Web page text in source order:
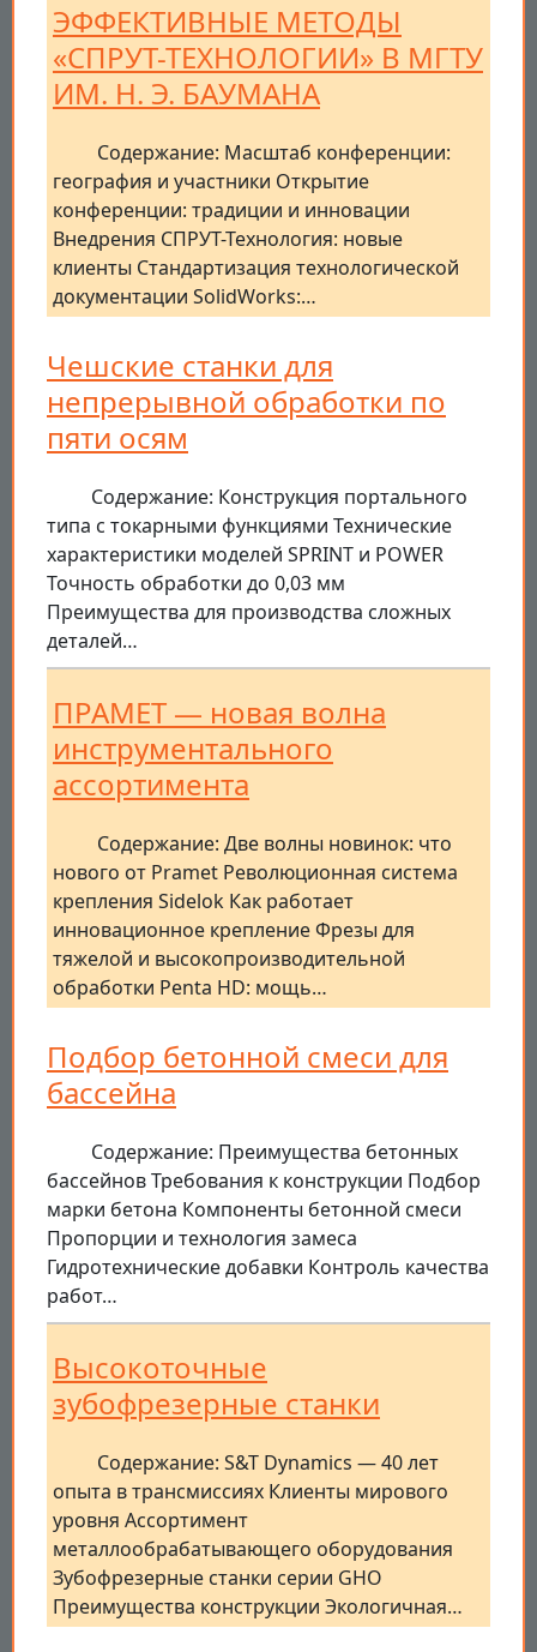
ЭФФЕКТИВНЫЕ МЕТОДЫ
«СПРУТ-ТЕХНОЛОГИИ» В МГТУ
ИМ. Н. Э. БАУМАНА
Содержание: Масштаб конференции:
география и участники Открытие
конференции: традиции и инновации
Внедрения СПРУТ-Технология: новые
клиенты Стандартизация технологической
документации SolidWorks:…
Чешские станки для
непрерывной обработки по
пяти осям
Содержание: Конструкция портального
типа с токарными функциями Технические
характеристики моделей SPRINT и POWER
Точность обработки до 0,03 мм
Преимущества для производства сложных
деталей…
ПРАМЕТ — новая волна
инструментального
ассортимента
Содержание: Две волны новинок: что
нового от Pramet Революционная система
крепления Sidelok Как работает
инновационное крепление Фрезы для
тяжелой и высокопроизводительной
обработки Penta HD: мощь…
Подбор бетонной смеси для
бассейна
Содержание: Преимущества бетонных
бассейнов Требования к конструкции Подбор
марки бетона Компоненты бетонной смеси
Пропорции и технология замеса
Гидротехнические добавки Контроль качества
работ…
Высокоточные
зубофрезерные станки
Содержание: S&T Dynamics — 40 лет
опыта в трансмиссиях Клиенты мирового
уровня Ассортимент
металлообрабатывающего оборудования
Зубофрезерные станки серии GHO
Преимущества конструкции Экологичная…